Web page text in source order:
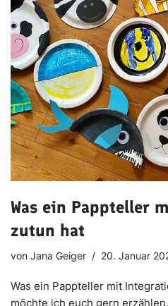
Was ein Pappteller
zutun hat
von Jana Geiger 20. Januar
Was ein Pappteller mit
möchte ich euch gern